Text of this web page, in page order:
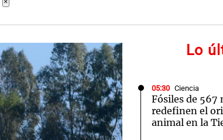
Lo
05:30 Ciencia
Fósiles de 567
redefinen el
animal en la